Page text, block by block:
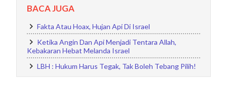
BACA JUGA
Fakta Atau Hoax, Hujan Api Di Israel
Ketika Angin Dan Api Menjadi Tentara Allah,
Kebakaran Hebat Melanda Israel
LBH : Hukum Harus Tegak, Tak Boleh Tebang Pilih!